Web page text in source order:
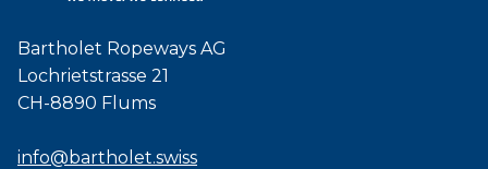
Bartholet Ropeways AG
Lochrietstrasse 21
CH-8890 Flums
info@bartholet.swiss